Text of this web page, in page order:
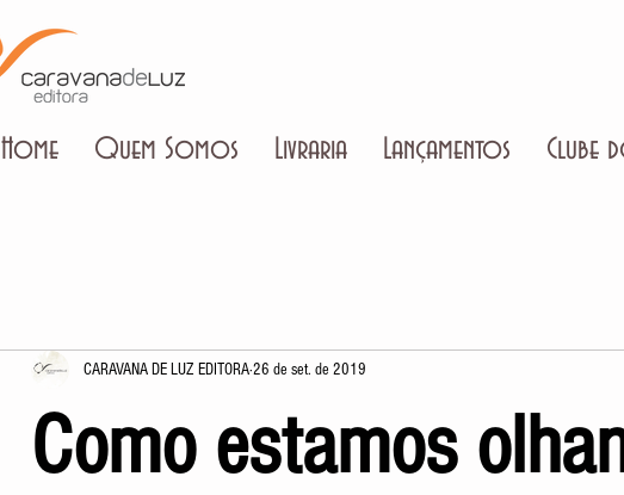
Home Quem Somos Livraria Lançamentos Clube
Como estamos
CARAVANA DE LUZ EDITORA26 de set. de 2019